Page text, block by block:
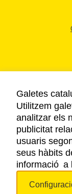
Galetes
Utilitzem
analitzar els
publicitat
usuaris
seus hàbits
informació a